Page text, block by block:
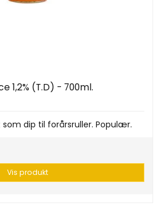
1,2% (T.D) - 700ml.
dip til forårsruller. Populær.
Vis produkt